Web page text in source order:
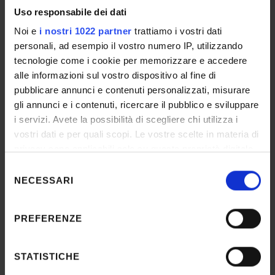
Uso responsabile dei dati
Noi e i nostri 1022 partner trattiamo i vostri dati
personali, ad esempio il vostro numero IP, utilizzando
tecnologie come i cookie per memorizzare e accedere
alle informazioni sul vostro dispositivo al fine di
pubblicare annunci e contenuti personalizzati, misurare
gli annunci e i contenuti, ricercare il pubblico e sviluppare
i servizi. Avete la possibilità di scegliere chi utilizza i
vostri dati e per quali scopi. Le vostre scelte in materia di
modificare o revocare il proprio consenso in qualsiasi
momento dalla Dichiarazione sui cookie o facendo clic
raccogliere informazioni sulla tua posizione
geografica, con un'approssimazione di qualche
delNECESSARI
PREFERENZE
STATISTICHE
DETTAGLI
Selection n°
Rep. n. 6638/2020 prot.294454
Date published in the official register
Aug 6, 2020
Department
Scienze Umane
10
IT | 750Kb